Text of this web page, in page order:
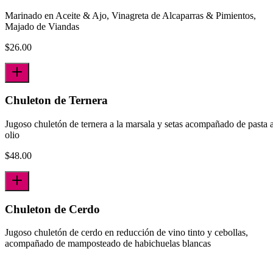
Marinado en Aceite & Ajo, Vinagreta de Alcaparras & Pimientos,
Majado de Viandas
$26.00
Chuleton de Ternera
Jugoso chuletón de ternera a la marsala y setas acompañado de pasta
olio
$48.00
Chuleton de Cerdo
Jugoso chuletón de cerdo en reducción de vino tinto y cebollas,
acompañado de mamposteado de habichuelas blancas